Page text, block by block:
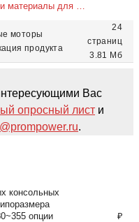
Техническая документация и материалы для скачивания
моторы
продукта
24
страниц
3.81 Мб
Вас
опросный лист и
.
консольных
опции
₽